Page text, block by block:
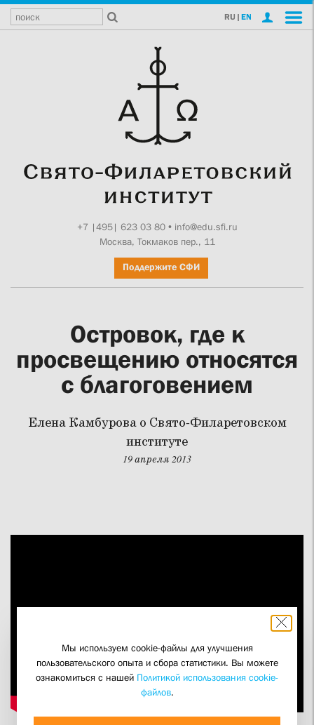
RU | EN
+7 |495| 623 03 80• info@edu.sfi.ru
Москва, Токмаков пер., 11
Поддержите СФИ
Островок, где к
просвещению относятся
с благоговением
Елена Камбурова о Свято-Филаретовском
институте
19 апреля 2013
Мы используем cookie-файлы для улучшения
пользовательского опыта и сбора статистики. Вы можете
ознакомиться с нашей Политикой использования cookie-
файлов.